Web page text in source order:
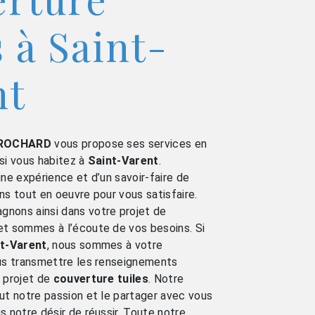
à Saint-
vous propose ses services en
vous habitez à Saint-Varent.
expérience et d’un savoir-faire de
tout en oeuvre pour vous satisfaire.
ainsi dans votre projet de
sommes à l’écoute de vos besoins. Si
Varent, nous sommes à votre
transmettre les renseignements
projet de couverture tuiles. Notre
notre passion et le partager avec vous